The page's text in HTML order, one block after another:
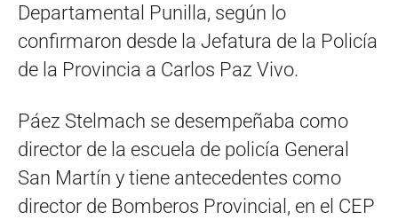
Departamental Punilla, según lo
confirmaron desde la Jefatura de la Policía
de la Provincia a Carlos Paz Vivo.
Páez Stelmach se desempeñaba como
director de la escuela de policía General
San Martín y tiene antecedentes como
director de Bomberos Provincial, en el CEP